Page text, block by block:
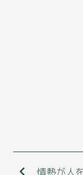
情熱が人